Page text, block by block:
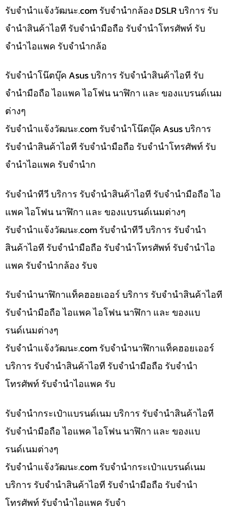
รับจํานําแจ้งวัฒนะ.com รับจำนำกล้อง DSLR บริการ รับ
จำนำสินค้าไอที รับจำนำมือถือ รับจำนำโทรศัพท์ รับ
จำนำไอแพค รับจำนำกล้อ
รับจำนำโน๊ตบุ๊ค Asus บริการ รับจำนำสินค้าไอที รับ
จำนำมือถือ ไอแพค ไอโฟน นาฬิกา และ ของแบรนด์เนม
ต่างๆ
รับจํานําแจ้งวัฒนะ.com รับจำนำโน๊ตบุ๊ค Asus บริการ
รับจำนำสินค้าไอที รับจำนำมือถือ รับจำนำโทรศัพท์ รับ
จำนำไอแพค รับจำนำก
รับจำนำทีวี บริการ รับจำนำสินค้าไอที รับจำนำมือถือ ไอ
แพค ไอโฟน นาฬิกา และ ของแบรนด์เนมต่างๆ
รับจํานําแจ้งวัฒนะ.com รับจำนำทีวี บริการ รับจำนำ
สินค้าไอที รับจำนำมือถือ รับจำนำโทรศัพท์ รับจำนำไอ
แพค รับจำนำกล้อง รับจ
รับจำนำนาฬิกาแท็คฮอยเออร์ บริการ รับจำนำสินค้าไอที
รับจำนำมือถือ ไอแพค ไอโฟน นาฬิกา และ ของแบ
รนด์เนมต่างๆ
รับจํานําแจ้งวัฒนะ.com รับจำนำนาฬิกาแท็คฮอยเออร์
บริการ รับจำนำสินค้าไอที รับจำนำมือถือ รับจำนำ
โทรศัพท์ รับจำนำไอแพค รับ
รับจำนำกระเป๋าแบรนด์เนม บริการ รับจำนำสินค้าไอที
รับจำนำมือถือ ไอแพค ไอโฟน นาฬิกา และ ของแบ
รนด์เนมต่างๆ
รับจํานําแจ้งวัฒนะ.com รับจำนำกระเป๋าแบรนด์เนม
บริการ รับจำนำสินค้าไอที รับจำนำมือถือ รับจำนำ
โทรศัพท์ รับจำนำไอแพค รับจำ